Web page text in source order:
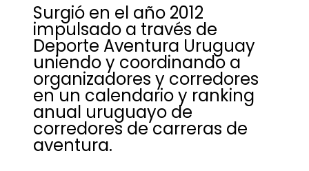
Surgió en el año 2012
impulsado a través de
Deporte Aventura Uruguay
uniendo y coordinando a
organizadores y corredores
en un calendario y ranking
anual uruguayo de
corredores de carreras de
aventura.